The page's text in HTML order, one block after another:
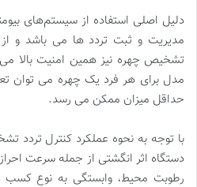
دلیل اصلی استفاده از سیستم‌های
مدیریت و ثبت تردد ها می باشد و
تشخیص چهره نیز همین امنیت بالا می
مدل برای هر فرد یک چهره می توان
حداقل میزان ممکن می رسد.
با توجه به نحوه عملکرد کنترل تردد
دستگاه اثر انگشتی از جمله سرعت
رطوبت محیط، وابستگی به نوع کسب